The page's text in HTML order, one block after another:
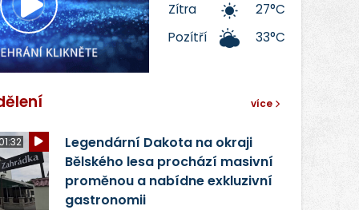
Přehrát
video
Zítra
27°C
Pozítří
33°C
více
Legendární Dakota na okraji
Bělského lesa prochází masivní
proměnou a nabídne exkluzivní
gastronomii